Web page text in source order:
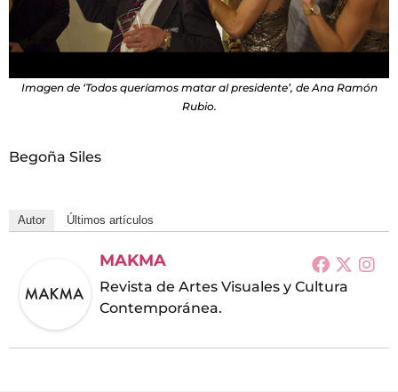
Imagen de ‘Todos queríamos matar al presidente’, de Ana Ramón
Rubio.
Begoña Siles
Autor Últimos artículos
MAKMA
Revista de Artes Visuales y Cultura
Contemporánea.